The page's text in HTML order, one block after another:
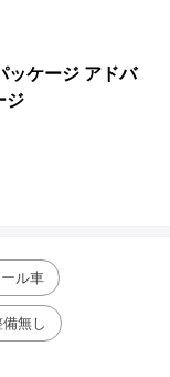
ッケージ アドバ
ジ
ル車
備無し